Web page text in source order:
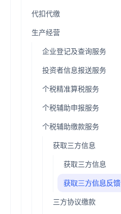
代扣代缴
生产经营
企业登记及查询服务
投资者信息报送服务
个税精准算税服务
个税辅助申报服务
个税辅助缴款服务
获取三方信息
获取三方信息
获取三方信息反馈
三方协议缴款